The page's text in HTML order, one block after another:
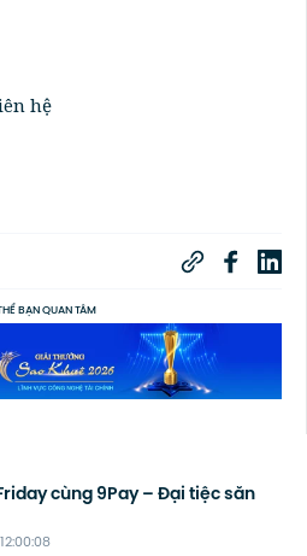
hệ
BẠN QUAN TÂM
cùng 9Pay – Đại tiệc săn